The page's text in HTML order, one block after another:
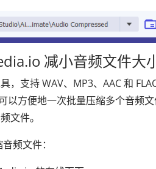
减小音频文件大
，支持 WAV、MP3、AAC 和
以方便地一次批量压缩多个音频
文件。
频文件：